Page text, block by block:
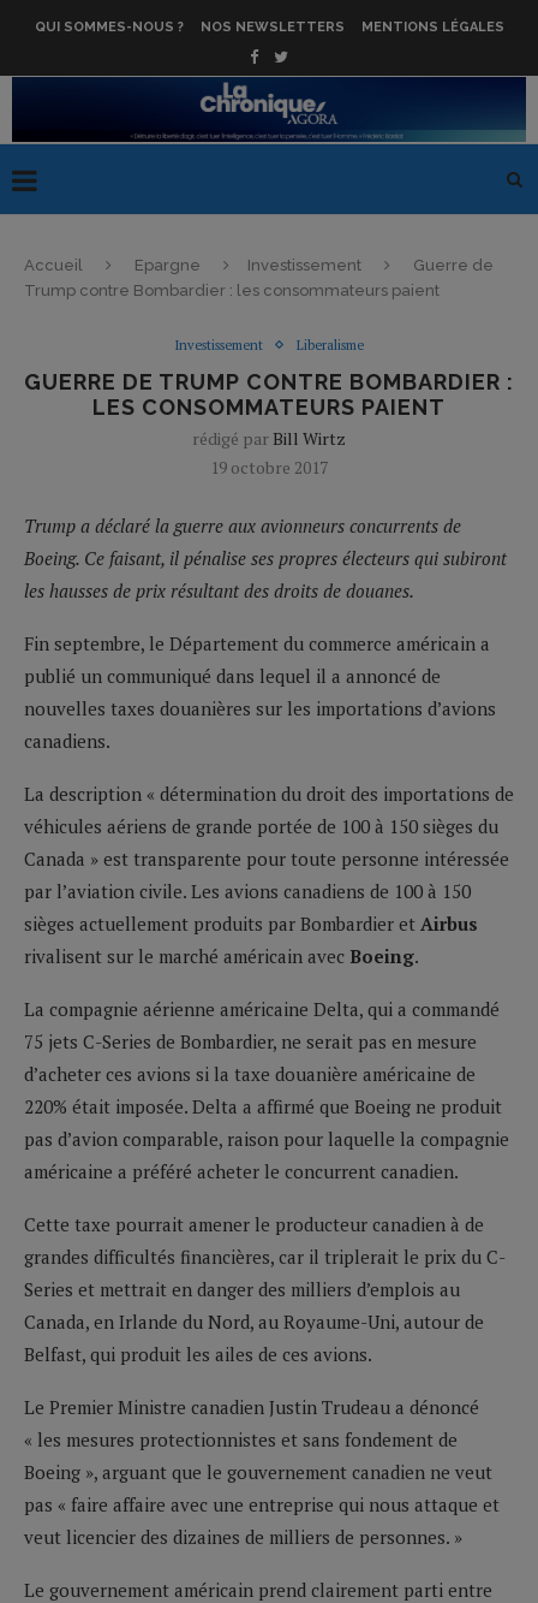
QUI SOMMES-NOUS ? NOS NEWSLETTERS MENTIONS LÉGALES
Accueil Epargne Investissement
Guerre de
Trump contre Bombardier : les consommateurs paient
Investissement Liberalisme
GUERRE DE TRUMP CONTRE BOMBARDIER :
LES CONSOMMATEURS PAIENT
rédigé par Bill Wirtz
19 octobre 2017
Trump a déclaré la guerre aux avionneurs concurrents de
Boeing. Ce faisant, il pénalise ses propres électeurs qui subiront
les hausses de prix résultant des droits de douanes.
Fin septembre, le Département du commerce américain a
publié un communiqué dans lequel il a annoncé de
nouvelles taxes douanières sur les importations d’avions
canadiens.
La description « détermination du droit des importations de
véhicules aériens de grande portée de 100 à 150 sièges du
Canada » est transparente pour toute personne intéressée
par l’aviation civile. Les avions canadiens de 100 à 150
sièges actuellement produits par Bombardier et Airbus
rivalisent sur le marché américain avec Boeing.
La compagnie aérienne américaine Delta, qui a commandé
75 jets C-Series de Bombardier, ne serait pas en mesure
d’acheter ces avions si la taxe douanière américaine de
220% était imposée. Delta a affirmé que Boeing ne produit
pas d’avion comparable, raison pour laquelle la compagnie
américaine a préféré acheter le concurrent canadien.
Cette taxe pourrait amener le producteur canadien à de
grandes difficultés financières, car il triplerait le prix du C-
Series et mettrait en danger des milliers d’emplois au
Canada, en Irlande du Nord, au Royaume-Uni, autour de
Belfast, qui produit les ailes de ces avions.
Le Premier Ministre canadien Justin Trudeau a dénoncé
« les mesures protectionnistes et sans fondement de
Boeing », arguant que le gouvernement canadien ne veut
pas « faire affaire avec une entreprise qui nous attaque et
veut licencier des dizaines de milliers de personnes. »
Le gouvernement américain prend clairement parti entre